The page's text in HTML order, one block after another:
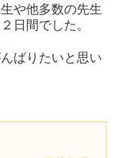
や他多数の先生
日間でした。
ばりたいと思い